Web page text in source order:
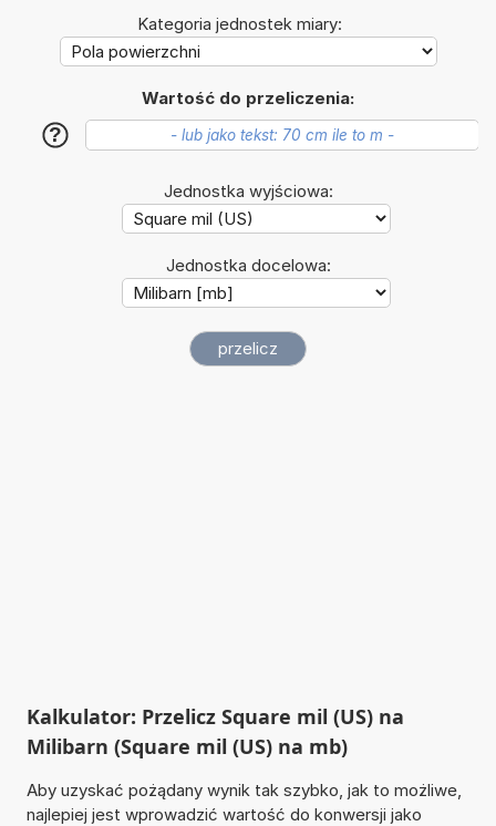
Kategoria jednostek miary:
Wartość do przeliczenia:
?
Jednostka wyjściowa:
Jednostka docelowa:
Kalkulator: Przelicz Square mil (US) na
Milibarn (Square mil (US) na mb)
Aby uzyskać pożądany wynik tak szybko, jak to możliwe,
najlepiej jest wprowadzić wartość do konwersji jako